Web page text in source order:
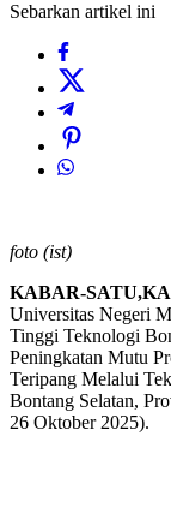
Sebarkan artikel ini
foto (ist)
KABAR-
Universitas Negeri
Tinggi Teknologi
Peningkatan Mutu
Teripang Melalui
Bontang Selatan,
26 Oktober 2025).